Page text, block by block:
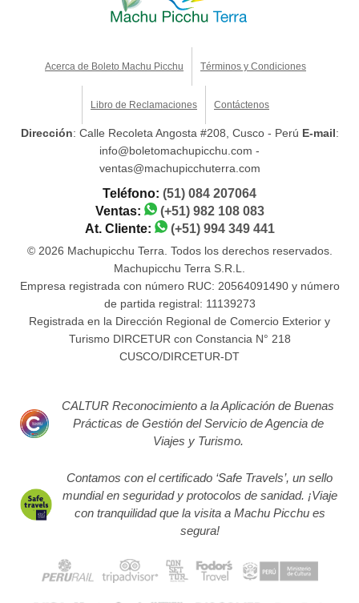
Acerca de Boleto Machu Picchu Términos y Condiciones
Libro de Reclamaciones Contáctenos
Dirección: Calle Recoleta Angosta #208, Cusco - Perú E-mail:
info@boletomachupicchu.com -
ventas@machupicchuterra.com
Teléfono: (51) 084 207064
Ventas:
(+51) 982 108 083
At. Cliente:
(+51) 994 349 441
© 2026 Machupicchu Terra. Todos los derechos reservados.
Machupicchu Terra S.R.L.
Empresa registrada con número RUC: 20564091490 y número
de partida registral: 11139273
Registrada en la Dirección Regional de Comercio Exterior y
Turismo DIRCETUR con Constancia N° 218
CUSCO/DIRCETUR-DT
CALTUR Reconocimiento a la Aplicación de Buenas
Prácticas de Gestión del Servicio de Agencia de
Viajes y Turismo.
Contamos con el certificado ‘Safe Travels’, un sello
mundial en seguridad y protocolos de sanidad. ¡Viaje
con tranquilidad que la visita a Machu Picchu es
segura!